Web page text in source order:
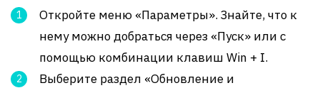
Откройте меню «Параметры». Знайте, что к
нему можно добраться через «Пуск» или с
помощью комбинации клавиш Win + I.
Выберите раздел «Обновление и